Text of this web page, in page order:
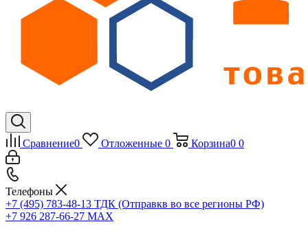
Сравнение0 Отложенные 0 Корзина0 0
Телефоны
+7 (495) 783-48-13 ТДК (Отправкв во все регионы РФ)
+7 926 287-66-27 МАХ